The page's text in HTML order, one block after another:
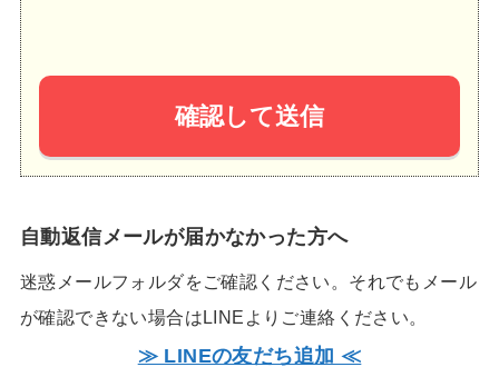
自動返信メールが届かなかった方へ
迷惑メールフォルダをご確認ください。それでもメール
が確認できない場合はLINEよりご連絡ください。
≫ LINEの友だち追加 ≪